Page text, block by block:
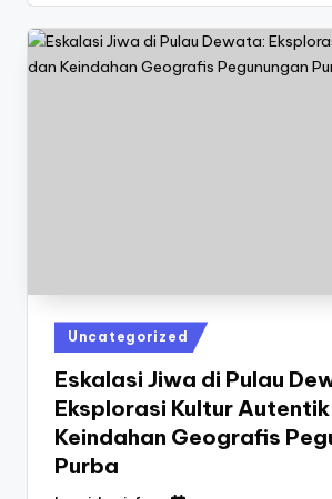
Posted
in
Uncategorized
Eskalasi Jiwa di Pulau
Eksplorasi Kultur
Keindahan Geografis
Purba